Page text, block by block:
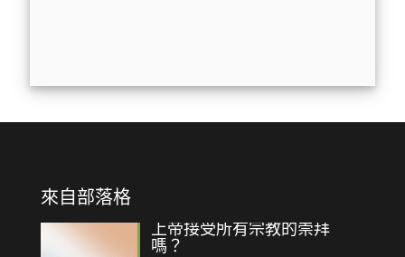
來自部落格
上帝接受所有宗教的崇拜
嗎？